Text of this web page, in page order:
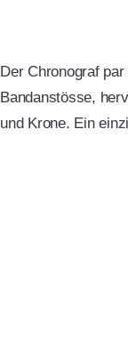
Der Chronograf
Bandanstösse,
und Krone. Ein